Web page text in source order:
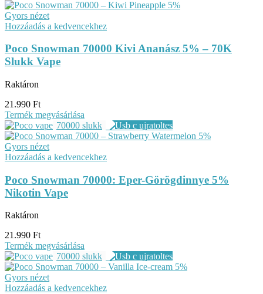
Gyors nézet
Hozzáadás a kedvencekhez
Poco Snowman 70000 Kivi Ananász 5% – 70K
Slukk Vape
Raktáron
21.990 Ft
Termék megvásárlása
70000 slukk
Gyors nézet
Hozzáadás a kedvencekhez
Poco Snowman 70000: Eper-Görögdinnye 5%
Nikotin Vape
Raktáron
21.990 Ft
Termék megvásárlása
70000 slukk
Gyors nézet
Hozzáadás a kedvencekhez